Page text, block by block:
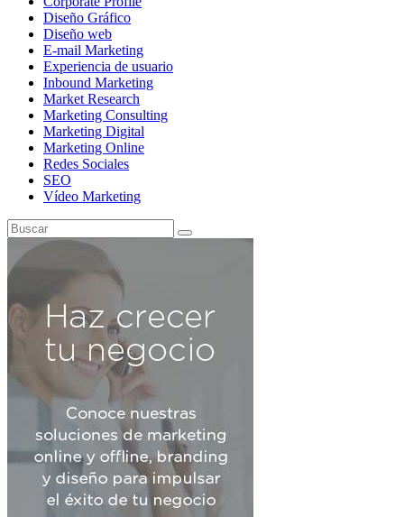
Diseño Gráfico
Diseño web
E-mail Marketing
Experiencia de usuario
Inbound Marketing
Market Research
Marketing Consulting
Marketing Digital
Marketing Online
Redes Sociales
SEO
Vídeo Marketing